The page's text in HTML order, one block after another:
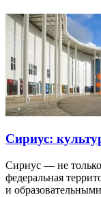
Сириус:
Сириус — не
федеральная
и